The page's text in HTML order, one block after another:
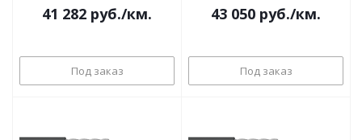
41 282 руб./км.
Под заказ
43 050 руб./км.
Под заказ